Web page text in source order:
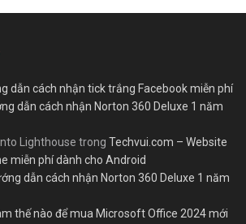
dẫn cách nhận tick trắng Facebook miễn phí
dẫn cách nhận Norton 360 Deluxe 1 năm
Lighthouse trong Techvui.com – Website
miễn phí dành cho Android
dẫn cách nhận Norton 360 Deluxe 1 năm
thế nào để mua Microsoft Office 2024 mới